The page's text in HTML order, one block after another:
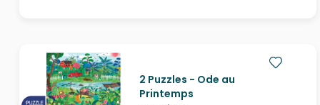
2 Puzzles - Ode au
Printemps